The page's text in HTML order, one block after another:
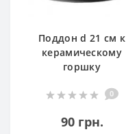
Поддон d 21 см к
керамическому
горшку
0
90 грн.